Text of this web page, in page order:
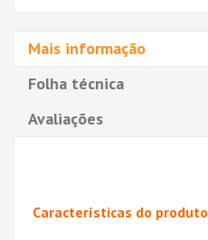
Mais informação
Folha técnica
Avaliações
Características do produto